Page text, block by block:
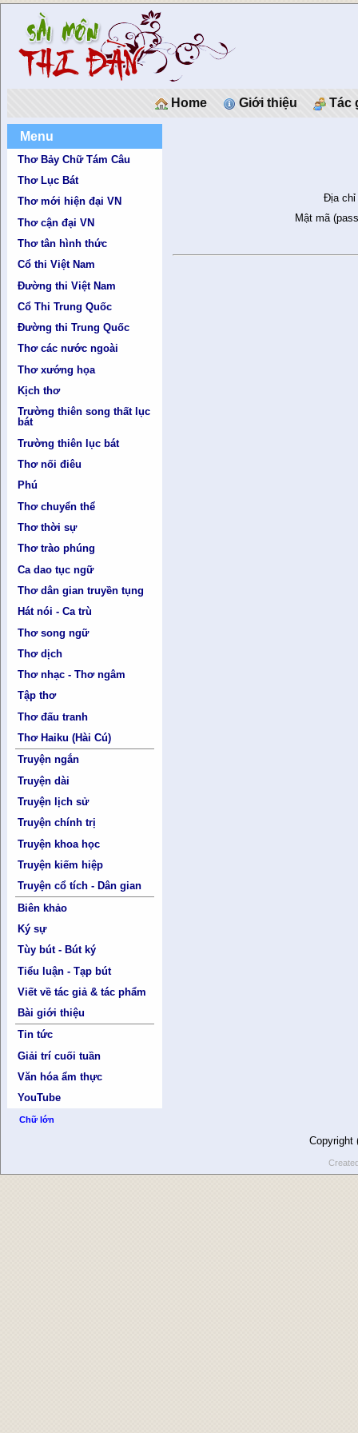
Home Giới thiệu Tác
Menu
Thơ Bảy Chữ Tám Câu
Thơ Lục Bát
Thơ mới hiện đại VN
Thơ cận đại VN
Thơ tân hình thức
Cổ thi Việt Nam
Đường thi Việt Nam
Cổ Thi Trung Quốc
Đường thi Trung Quốc
Thơ các nước ngoài
Thơ xướng họa
Kịch thơ
Trường thiên song thất lục
bát
Trường thiên lục bát
Thơ nối điêu
Phú
Thơ chuyển thể
Thơ thời sự
Thơ trào phúng
Ca dao tục ngữ
Thơ dân gian truyền tụng
Hát nói - Ca trù
Thơ song ngữ
Thơ dịch
Thơ nhạc - Thơ ngâm
Tập thơ
Thơ đấu tranh
Thơ Haiku (Hài Cú)
Truyện ngắn
Truyện dài
Truyện lịch sử
Truyện chính trị
Truyện khoa học
Truyện kiếm hiệp
Truyện cổ tích - Dân gian
Biên khảo
Ký sự
Tùy bút - Bút ký
Tiểu luận - Tạp bút
Viết về tác giả & tác phẩm
Bài giới thiệu
Tin tức
Giải trí cuối tuần
Văn hóa ẩm thực
YouTube
Chữ lớn
Địa chỉ
Mật mã
Copyright